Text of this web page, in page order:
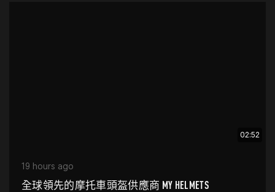
02:52
19 hours ago
全球領先的摩托車頭盔供應商 MY HELMETS